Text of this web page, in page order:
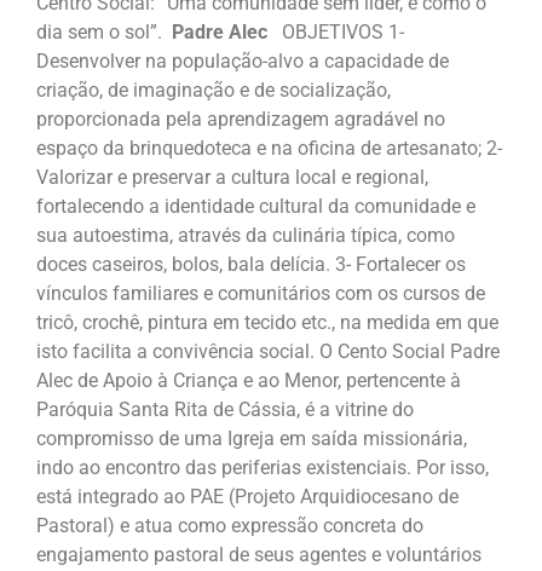
dia sem o sol”.
Padre Alec
OBJETIVOS 1-
Desenvolver na população-alvo a capacidade de
criação, de imaginação e de socialização,
proporcionada pela aprendizagem agradável no
espaço da brinquedoteca e na oficina de artesanato; 2-
Valorizar e preservar a cultura local e regional,
fortalecendo a identidade cultural da comunidade e
sua autoestima, através da culinária típica, como
doces caseiros, bolos, bala delícia. 3- Fortalecer os
vínculos familiares e comunitários com os cursos de
tricô, crochê, pintura em tecido etc., na medida em que
isto facilita a convivência social. O Cento Social Padre
Alec de Apoio à Criança e ao Menor, pertencente à
Paróquia Santa Rita de Cássia, é a vitrine do
compromisso de uma Igreja em saída missionária,
indo ao encontro das periferias existenciais. Por isso,
está integrado ao PAE (Projeto Arquidiocesano de
Pastoral) e atua como expressão concreta do
engajamento pastoral de seus agentes e voluntários